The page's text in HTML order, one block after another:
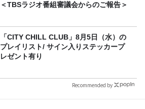
＜TBSラジオ番組審議会からのご報告＞
「CITY CHILL CLUB」8月5日（水）の
プレイリスト/ サイン入りステッカープ
レゼント有り
Recommended by